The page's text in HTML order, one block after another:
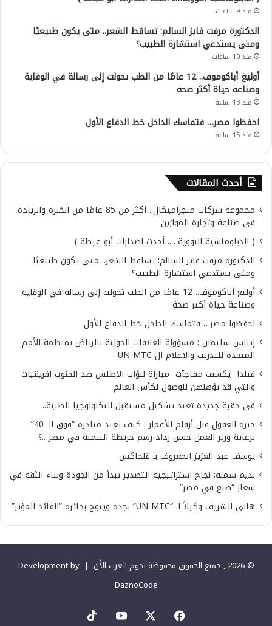
منذ 9 ساعات
الدكتورة مرفت فايز السالم: تساقط الشعر.. متى يكون طبيعيًا
ومتى يستدعي استشارة الطبيب؟
منذ 10 ساعات
أوليغ أباكوموف.. 12 عامًا من الطب تحولت إلى رسالة في الوقاية
وصناعة حياة أكثر صحة
منذ 13 ساعة
احفظوا مصر… فتماسك الداخل خط الدفاع الأول
منذ 15 ساعة
أحدث المقالات
مجموعة شركات ملجراميكال.. أكثر من 85 عامًا من الخبرة والريادة
في صناعة وتجارة الموازين
( الدبلوماسية النووية….. أحدث اصدارات أبو عيطة )
الدكتورة مرفت فايز السالم: تساقط الشعر.. متى يكون طبيعيًا
ومتى يستدعي استشارة الطبيب؟
أوليغ أباكوموف.. 12 عامًا من الطب تحولت إلى رسالة في الوقاية
وصناعة حياة أكثر صحة
احفظوا مصر… فتماسك الداخل خط الدفاع الأول
إيناس سليمان : مسؤولة العلاقات الدولية بالرياض بمنظمة الأمم
المتحدة للتدريب والاعلام ال UN MTC
فيلدا يكشف مفاجآت مباراة لبؤات الاطلس ضد الجنوب افريقيات
والتي قد تؤهلهن للوصول لكأس العالم
في حقبة جديدة تعيد تشكيل مستقبل التكنولوجيا الطبية..
خبرة العقول قبل أرقام الأعمار : كيف تعيد مبادرة “فوق الـ 40”
برعاية وزير العمل حسن رداد رسم خريطة التنمية في مصر ..؟
يوسف عبد العزيز المعروف بـ ڤلجاكس
نديم سمنه: نجاح استراتيجية التصدير يبدأ من الجودة وبناء الثقة في
شعار “صنع في مصر”
هاني الشريف وكيلاً لـ “UN MTC” بجدة ويتوج بجائزة “القائد المؤثر”
© 2026 , جميع الحقوق محفوظة نجوم العرب الأن |
Development by
DaznoCode
فيسبوك ‫YouTube